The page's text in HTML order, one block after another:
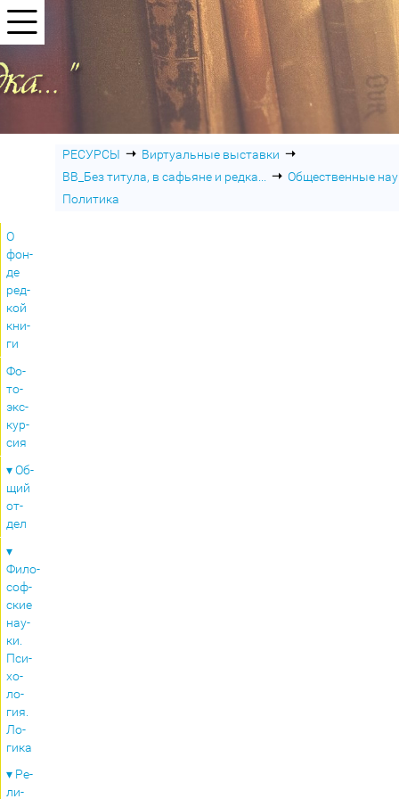
РЕСУРСЫ ➝ Виртуальные выставки ➝
ВВ_Без титула, в сафьяне и редка... ➝ Общественные
Политика
О
фон­
де
ред­
кой
кни­
ги
Фо­
то­
экс­
кур­
сия
▾ Об­
щий
от­
дел
▾
Фило­
соф­
ские
на­у­
ки.
Пси­
хо­
ло­
гия.
Ло­
ги­ка
▾ Ре­
ли­